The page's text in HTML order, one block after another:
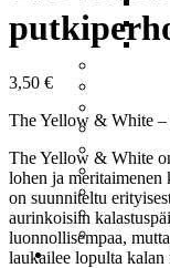
Tenon
Tinselit
Wanhat
Perukkeet
3,50 €
The Yellow & White
The Yellow & White
lohen ja meritaimenen
on suunniteltu
aurinkoisiin
luonnollisempaa,
laukailee lopulta kalan